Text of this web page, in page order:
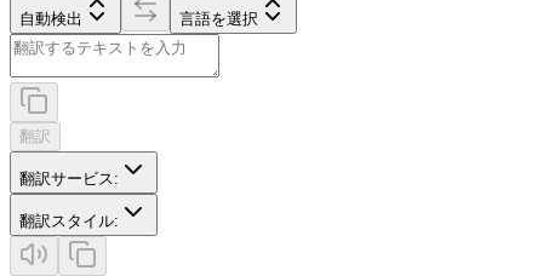
自動検出 言語を選択
翻訳
翻訳サービス :
翻訳スタイル: